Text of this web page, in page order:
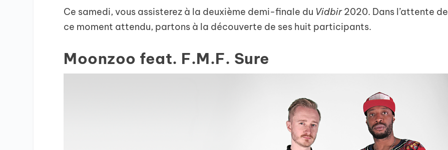
Ce samedi, vous assisterez à la deuxième demi-finale du Vidbir2020. Dans l’attente de
ce moment attendu, partons à la découverte de ses huit participants.
Moonzoo feat. F.M.F. Sure